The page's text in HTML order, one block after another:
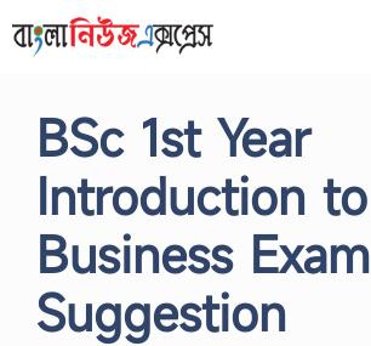
to
BSc 1st Year
Introduction to
Business Exam
Suggestion